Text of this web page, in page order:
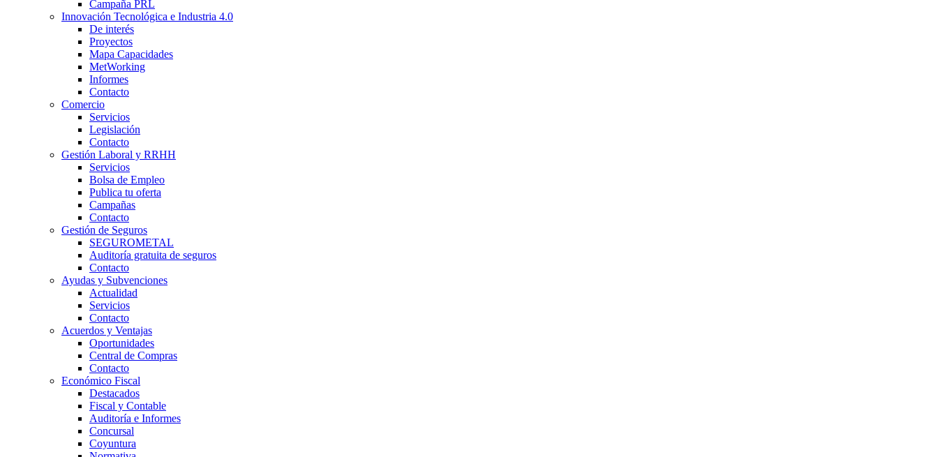
Campaña PRL
Innovación Tecnológica e Industria 4.0
De interés
Proyectos
Mapa Capacidades
MetWorking
Informes
Contacto
Comercio
Servicios
Legislación
Contacto
Gestión Laboral y RRHH
Servicios
Bolsa de Empleo
Publica tu oferta
Campañas
Contacto
Gestión de Seguros
SEGUROMETAL
Auditoría gratuita de seguros
Contacto
Ayudas y Subvenciones
Actualidad
Servicios
Contacto
Acuerdos y Ventajas
Oportunidades
Central de Compras
Contacto
Económico Fiscal
Destacados
Fiscal y Contable
Auditoría e Informes
Concursal
Coyuntura